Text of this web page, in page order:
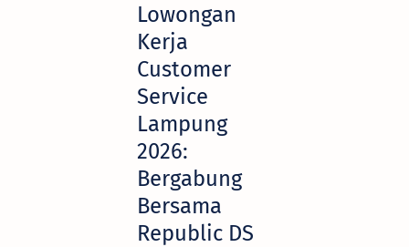
Lowongan
Kerja
Customer
Service
Lampung
2026:
Bergabung
Bersama
Republic DS